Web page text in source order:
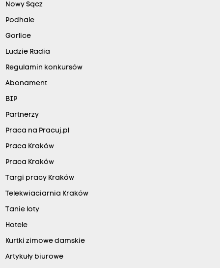
Nowy Sącz
Podhale
Gorlice
Ludzie Radia
Regulamin konkursów
Abonament
BIP
Partnerzy
Praca na Pracuj.pl
Praca Kraków
Praca Kraków
Targi pracy Kraków
Telekwiaciarnia Kraków
Tanie loty
Hotele
Kurtki zimowe damskie
Artykuły biurowe